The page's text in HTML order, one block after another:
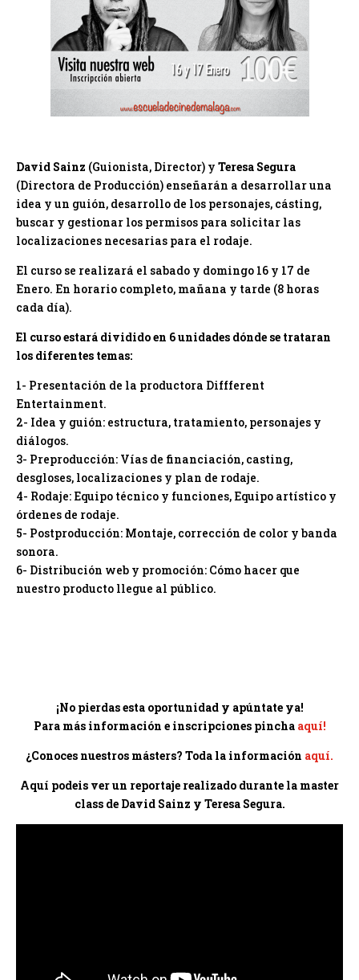
David Sainz (Guionista, Director) y Teresa Segura
(Directora de Producción) enseñarán a desarrollar una
idea y un guión, desarrollo de los personajes, cásting,
buscar y gestionar los permisos para solicitar las
localizaciones necesarias para el rodaje.
El curso se realizará el sabado y domingo 16 y 17 de
Enero. En horario completo, mañana y tarde (8 horas
cada día).
El curso estará dividido en 6 unidades dónde se trataran
los diferentes temas:
1- Presentación de la productora Diffferent
Entertainment.
2- Idea y guión: estructura, tratamiento, personajes y
diálogos.
3- Preproducción: Vías de financiación, casting,
desgloses, localizaciones y plan de rodaje.
4- Rodaje: Equipo técnico y funciones, Equipo artístico y
órdenes de rodaje.
5- Postproducción: Montaje, corrección de color y banda
sonora.
6- Distribución web y promoción: Cómo hacer que
nuestro producto llegue al público.
¡No pierdas esta oportunidad y apúntate ya!
Para más información e inscripciones pincha aquí!
¿Conoces nuestros másters? Toda la información aquí.
Aquí podeis ver un reportaje realizado durante la master
class de David Sainz y Teresa Segura.